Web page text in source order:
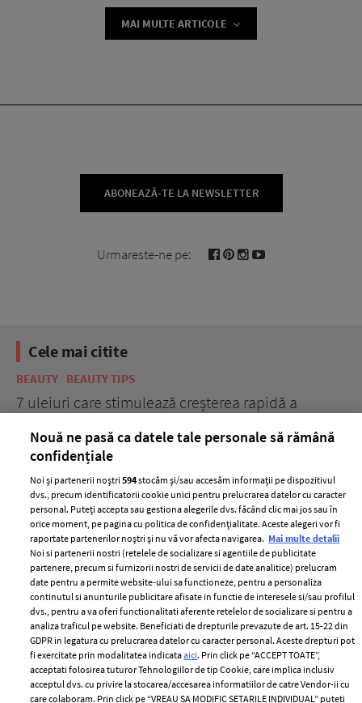
MAI MULTE ARTICOLE
ABONEAZĂ-TE LA NEWSLETTER
Urmareste-ne pe:
Cele mai citite
BEAUTY BEAUTY TIPS
7 uleiuri care stimulează creșterea rapidă a
ELLE Style Awards
2024
Despre ELLE
Romania
Contact
Abonamente
Termeni si conditii
Politica de
confidențialitate
Politica de cookies
Publicitate
Nouă ne pasă ca datele tale personale să rămână
confidențiale
Noi și partenerii noștri594stocăm și/sau accesăm informații pe dispozitivul
dvs., precum identificatorii cookie unici pentru prelucrarea datelor cu caracter
personal. Puteți accepta sau gestiona alegerile dvs. făcând clic mai jos sau în
orice moment, pe pagina cu politica de confidențialitate. Aceste alegeri vor fi
raportate partenerilor noștri și nu vă vor afecta navigarea. Mai multe detalii
Noi si partenerii nostri (retelele de socializare si agentiile de publicitate
partenere, precum si furnizorii nostri de servicii de date analitice) prelucram
date pentru a permite website-ului sa functioneze, pentru a personaliza
continutul si anunturile publicitare afisate in functie de interesele si/sau profilul
dvs., pentru a va oferi functionalitati aferente retelelor de socializare si pentru a
analiza traficul pe website. Beneficiati de drepturile prevazute de art. 15-22 din
GDPR in legatura cu prelucrarea datelor cu caracter personal. Aceste drepturi pot
fi exercitate prin modalitatea indicataaici. Prin click pe “ACCEPT TOATE”,
acceptati folosirea tuturor Tehnologiilor de tip Cookie, care implica inclusiv
acceptul dvs. cu privire la stocarea/accesarea informatiilor de catre Vendor-ii cu
care colaboram. Prin click pe “VREAU SA MODIFIC SETARILE INDIVIDUAL” puteti